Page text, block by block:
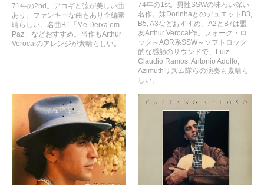
71年の2nd。アコギと弦が美しい曲
あり、ファンキーな曲もあり全編素
晴らしい。名曲B1「Me Deixa em
Paz」などおすすめ。当作もArthur
Verocaiのアレンジが素晴らしい。
74年の1st。男性SSWの味わい深い
名作。妹DorinhaとのデュエットB3,
B5, A3などおすすめ。A2とB7は盟
友Arthur Verocai作。フォーク・ロ
ック～AOR系SSW～ソフトロック
的な感触のサウンドで、Luiz
Claudio Ramos, Antonio Adolfo,
Azimuthリズム隊らの演奏も素晴ら
しい。